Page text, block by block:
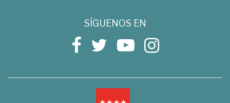
SÍGUENOS EN